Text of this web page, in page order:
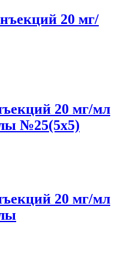
20 мг/
20 мг/мл
№25(5x5)
20 мг/мл